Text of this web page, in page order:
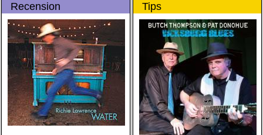
populære reggaestil kaldet
one-drop
Recension Tips